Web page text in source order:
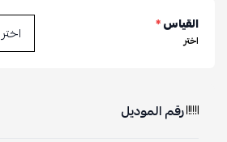
القياس*
اختر
رقم الموديل